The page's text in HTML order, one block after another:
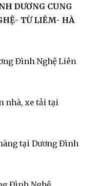
DƯƠNG CUNG
TỪ LIÊM- HÀ
Đình Nghệ Liên
nhà, xe tải tại
tại Dương Đình